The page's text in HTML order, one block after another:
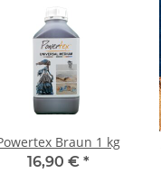
Braun 1 kg
16,90 € *